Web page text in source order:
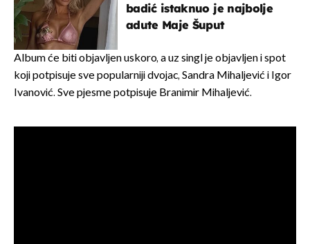
badić istaknuo je najbolje
adute Maje Šuput
Album će biti objavljen uskoro, a uz singl je objavljen i spot
koji potpisuje sve popularniji dvojac, Sandra Mihaljević i Igor
Ivanović. Sve pjesme potpisuje Branimir Mihaljević.